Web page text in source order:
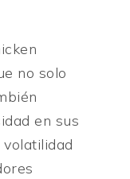
no solo
en sus